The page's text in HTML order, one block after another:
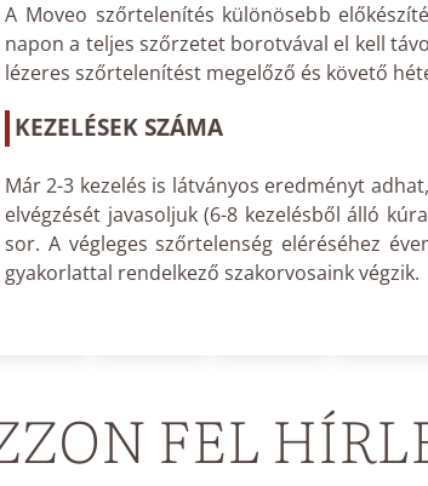
A Moveo szőrtelenítés különösebb
napon a teljes szőrzetet borotvával el kell
lézeres szőrtelenítést megelőző és követő
KEZELÉSEK SZÁMA
Már 2-3 kezelés is látványos eredményt
elvégzését javasoljuk (6-8 kezelésből álló
sor. A végleges szőrtelenség eléréséhez
gyakorlattal rendelkező szakorvosaink végzik.
FEL